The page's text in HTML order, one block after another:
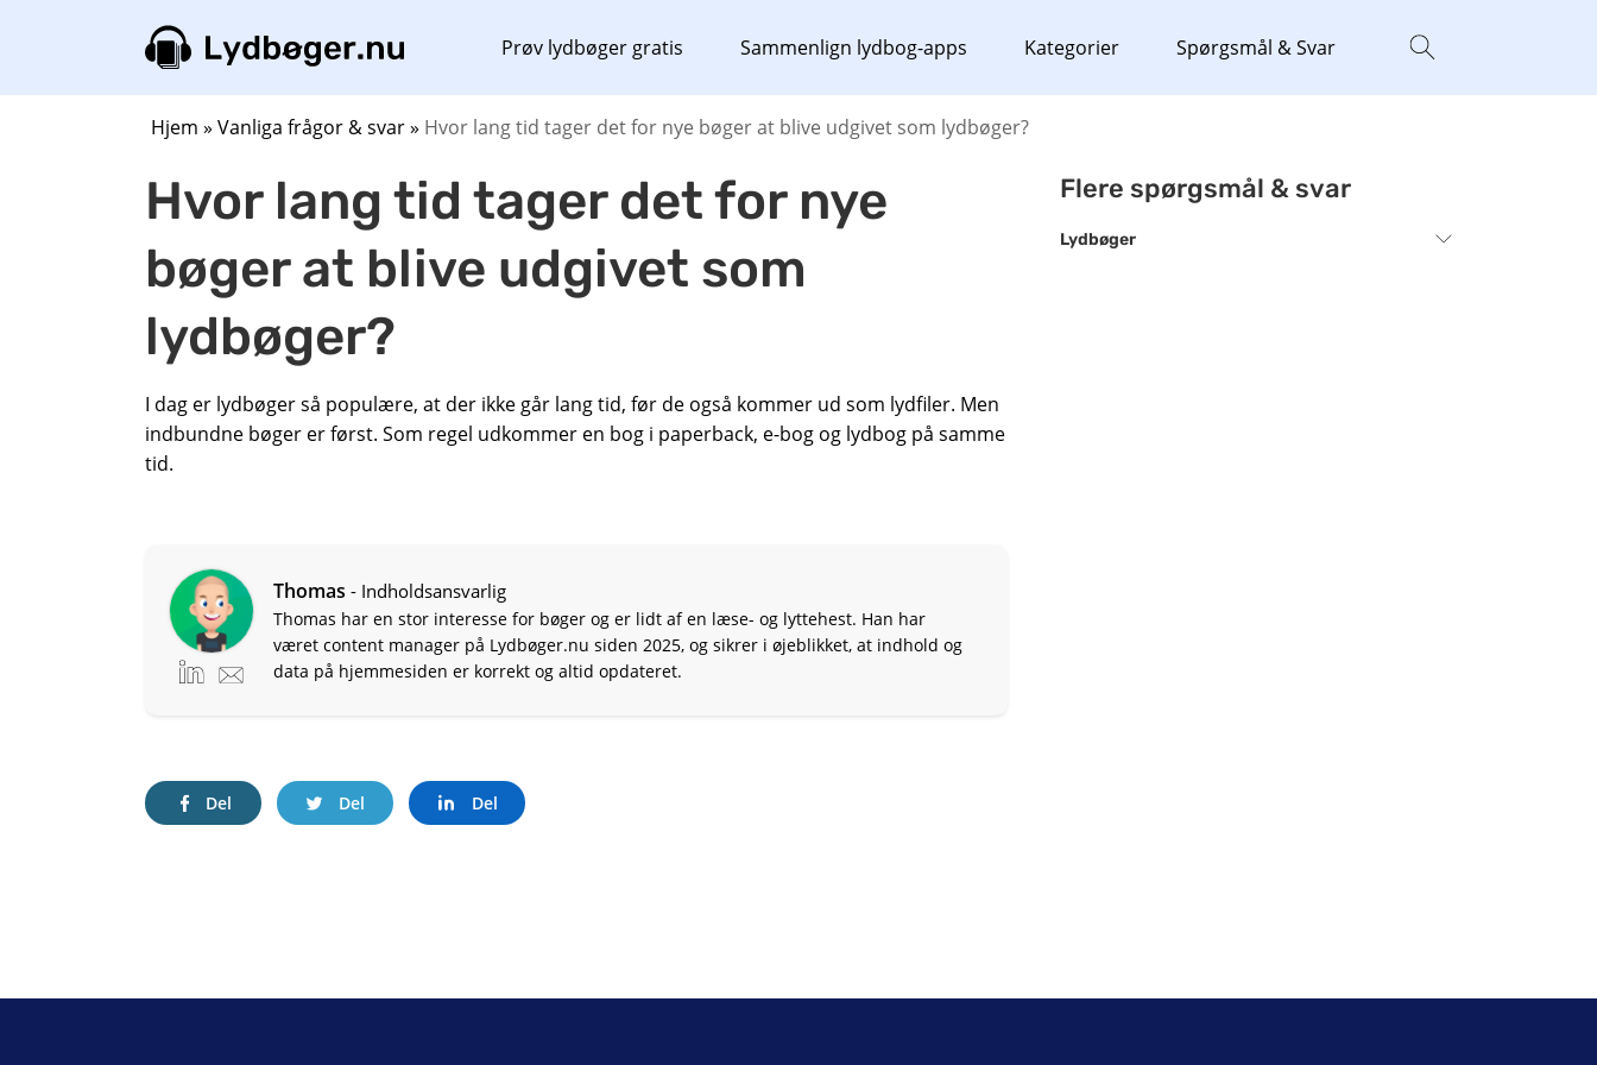
Prøv lydbøger gratis Sammenlign lydbog-apps Kategorier Spørgsmål & Svar
Hjem » Vanliga frågor & svar» Hvor lang tid tager det for nye bøger at blive udgivet som lydbøger?
Hvor lang tid tager det for nye
bøger at blive udgivet som
lydbøger?
I dag er lydbøger så populære, at der ikke går lang tid, før de også kommer ud som lydfiler. Men
indbundne bøger er først. Som regel udkommer en bog i paperback, e-bog og lydbog på samme
tid.
Flere spørgsmål & svar
Lydbøger
Thomas - Indholdsansvarlig
Thomas har en stor interesse for bøger og er lidt af en læse- og lyttehest. Han har
været content manager på Lydbøger.nu siden 2025, og sikrer i øjeblikket, at indhold og
data på hjemmesiden er korrekt og altid opdateret.
Del Del Del